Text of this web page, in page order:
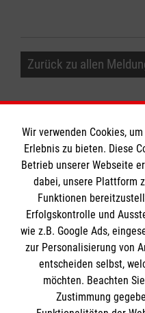
Zurück zu allen
Informationen
Impressum
Datenschutz
Kontakt
Barrierefreiheit
Die Malteser
Malteser in
Wir verwenden Cookies,
Erlebnis zu bieten. Diese
Betrieb unserer Webseite
dabei, unsere Plattform
Funktionen
Erfolgskontrolle und
wie z.B. Google Ads,
zur Personalisierung von
entscheiden selbst,
möchten. Beachten
Zustimmung